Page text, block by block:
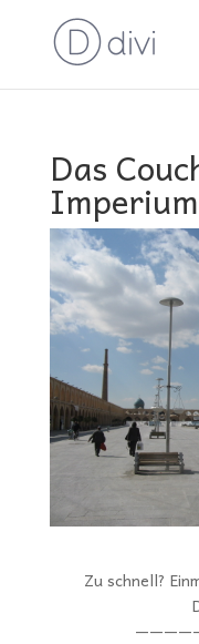
Das
Zu schnell?